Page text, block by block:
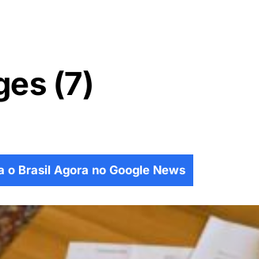
(7)
o Brasil Agora no Google News